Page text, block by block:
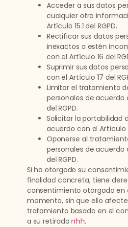
Acceder a sus datos
cualquier otra
Artículo 15.1 del RGPD.
Rectificar sus datos
inexactos o estén
con el Artículo 16 del
Suprimir sus datos
con el Artículo 17 del
Limitar el tratamiento
personales de acuerdo
del RGPD.
Solicitar la portabilidad
acuerdo con el Artículo
Oponerse al
personales de acuerdo
del RGPD.
Si ha otorgado su
finalidad concreta, tiene
consentimiento otorgado en
momento, sin que ello
tratamiento basado en el
a su retiradarrhh.